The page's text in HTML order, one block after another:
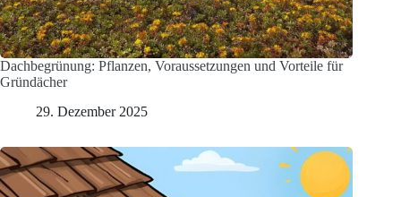
Dachbegrünung: Pflanzen, Voraussetzungen und Vorteile für
Gründächer
29. Dezember 2025